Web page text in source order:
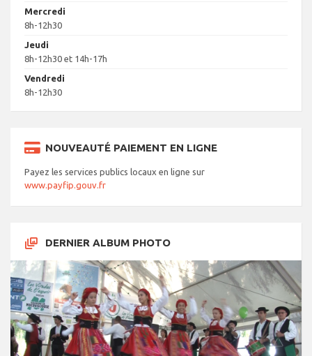
Mercredi
8h-12h30
Jeudi
8h-12h30 et 14h-17h
Vendredi
8h-12h30
NOUVEAUTÉ PAIEMENT EN LIGNE
Payez les services publics locaux en ligne sur
www.payfip.gouv.fr
DERNIER ALBUM PHOTO